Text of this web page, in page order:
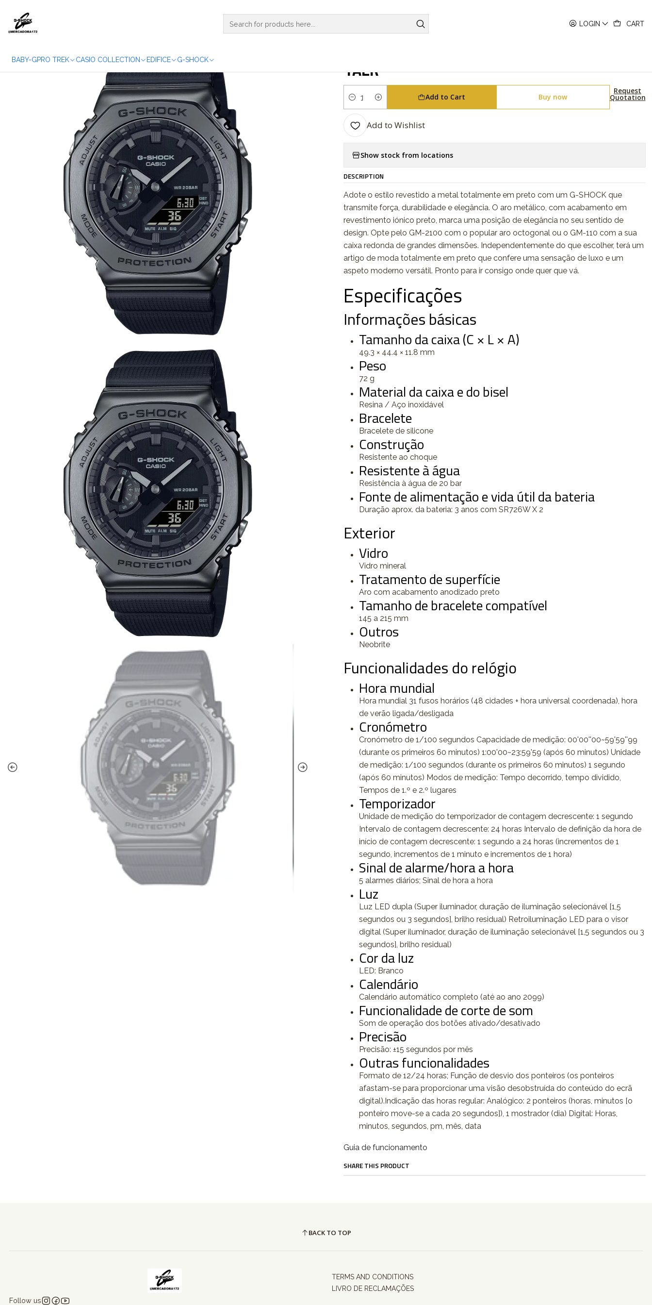
LOGIN CART
BABY-GPRO TREK CASIO COLLECTION EDIFICE G-SHOCK 1AER
Quantity
Add to Cart Buy now
Request
Quotation
Add to Wishlist
Show stock from locations
DESCRIPTION
Adote o estilo revestido a metal totalmente em preto com um G-SHOCK que
transmite força, durabilidade e elegância. O aro metálico, com acabamento em
revestimento iónico preto, marca uma posição de elegância no seu sentido de
design. Opte pelo GM-2100 com o popular aro octogonal ou o GM-110 com a sua
caixa redonda de grandes dimensões. Independentemente do que escolher, terá um
artigo de moda totalmente em preto que confere uma sensação de luxo e um
aspeto moderno versátil. Pronto para ir consigo onde quer que vá.
Especificações
Informações básicas
Tamanho da caixa (C × L × A)
49.3 × 44.4 × 11.8 mm
Peso
72 g
Material da caixa e do bisel
Resina / Aço inoxidável
Bracelete
Bracelete de silicone
Construção
Resistente ao choque
Resistente à água
Resistência à água de 20 bar
Fonte de alimentação e vida útil da bateria
Duração aprox. da bateria: 3 anos com SR726W X 2
Exterior
Vidro
Vidro mineral
Tratamento de superfície
Aro com acabamento anodizado preto
Tamanho de bracelete compatível
145 a 215 mm
Outros
Neobrite
Funcionalidades do relógio
Hora mundial
Hora mundial 31 fusos horários (48 cidades + hora universal coordenada), hora
de verão ligada/desligada
Cronómetro
Cronómetro de 1/100 segundos Capacidade de medição: 00'00''00~59'59''99
(durante os primeiros 60 minutos) 1:00'00~23:59'59 (após 60 minutos) Unidade
de medição: 1/100 segundos (durante os primeiros 60 minutos) 1 segundo
(após 60 minutos) Modos de medição: Tempo decorrido, tempo dividido,
Tempos de 1.º e 2.º lugares
Temporizador
Unidade de medição do temporizador de contagem decrescente: 1 segundo
Intervalo de contagem decrescente: 24 horas Intervalo de definição da hora de
início de contagem decrescente: 1 segundo a 24 horas (incrementos de 1
segundo, incrementos de 1 minuto e incrementos de 1 hora)
Sinal de alarme/hora a hora
5 alarmes diários; Sinal de hora a hora
Luz
Luz LED dupla (Super iluminador, duração de iluminação selecionável [1,5
segundos ou 3 segundos], brilho residual) Retroiluminação LED para o visor
digital (Super iluminador, duração de iluminação selecionável [1,5 segundos ou 3
segundos], brilho residual)
Cor da luz
LED: Branco
Calendário
Calendário automático completo (até ao ano 2099)
Funcionalidade de corte de som
Som de operação dos botões ativado/desativado
Precisão
Precisão: ±15 segundos por mês
Outras funcionalidades
Formato de 12/24 horas; Função de desvio dos ponteiros (os ponteiros
afastam-se para proporcionar uma visão desobstruída do conteúdo do ecrã
digital).Indicação das horas regular: Analógico: 2 ponteiros (horas, minutos [o
ponteiro move-se a cada 20 segundos]), 1 mostrador (dia) Digital: Horas,
minutos, segundos, pm, mês, data
Guia de funcionamento
SHARE THIS PRODUCT
BACK TO TOP
Follow us
TERMS AND CONDITIONS
LIVRO DE RECLAMAÇÕES